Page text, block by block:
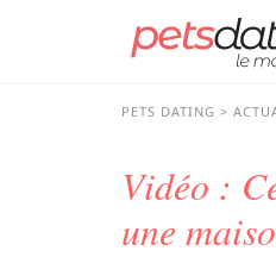
PETS DATING
Vidéo :
une